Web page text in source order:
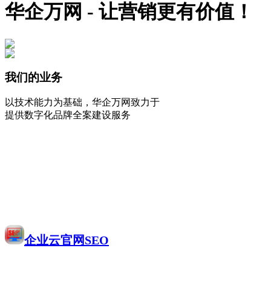
华企万网 - 让营销更有价值！
我们的业务
以技术能力为基础，华企万网致力于
提供数字化品牌全案建设服务
企业云官网SEO